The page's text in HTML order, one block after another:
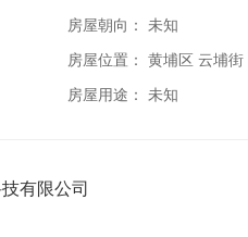
房屋朝向： 未知
房屋位置： 黄埔区 云埔街
房屋用途： 未知
有限公司